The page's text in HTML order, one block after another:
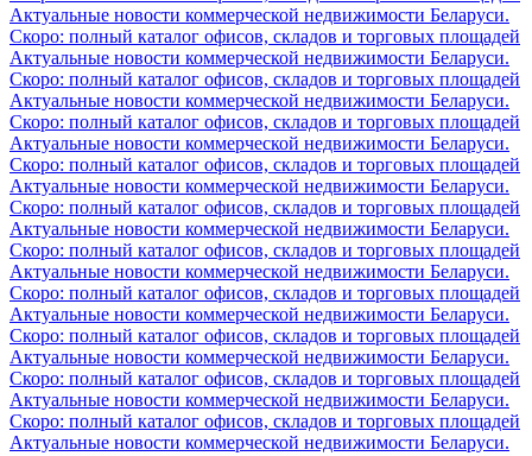
Актуальные новости коммерческой недвижимости Беларуси.
Скоро: полный каталог офисов, складов и торговых площадей
Актуальные новости коммерческой недвижимости Беларуси.
Скоро: полный каталог офисов, складов и торговых площадей
Актуальные новости коммерческой недвижимости Беларуси.
Скоро: полный каталог офисов, складов и торговых площадей
Актуальные новости коммерческой недвижимости Беларуси.
Скоро: полный каталог офисов, складов и торговых площадей
Актуальные новости коммерческой недвижимости Беларуси.
Скоро: полный каталог офисов, складов и торговых площадей
Актуальные новости коммерческой недвижимости Беларуси.
Скоро: полный каталог офисов, складов и торговых площадей
Актуальные новости коммерческой недвижимости Беларуси.
Скоро: полный каталог офисов, складов и торговых площадей
Актуальные новости коммерческой недвижимости Беларуси.
Скоро: полный каталог офисов, складов и торговых площадей
Актуальные новости коммерческой недвижимости Беларуси.
Скоро: полный каталог офисов, складов и торговых площадей
Актуальные новости коммерческой недвижимости Беларуси.
Скоро: полный каталог офисов, складов и торговых площадей
Актуальные новости коммерческой недвижимости Беларуси.